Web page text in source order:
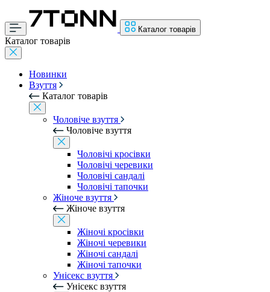
Каталог товарів
Каталог товарів
Новинки
Взуття
Каталог товарів
Чоловіче взуття
Чоловіче взуття
Чоловічі кросівки
Чоловічі черевики
Чоловічі сандалі
Чоловічі тапочки
Жіноче взуття
Жіноче взуття
Жіночі кросівки
Жіночі черевики
Жіночі сандалі
Жіночі тапочки
Унісекс взуття
Унісекс взуття